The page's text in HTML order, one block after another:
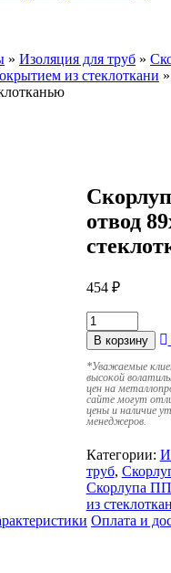
» Изоляция для труб »
из стеклоткани »
отвод
454 ₽
В корзину
*Уважаемые
высокой
цен на
сайте могут
цены и наличие
менеджеров.
Категории:
труб,
Скорлупа
из
Оплата и